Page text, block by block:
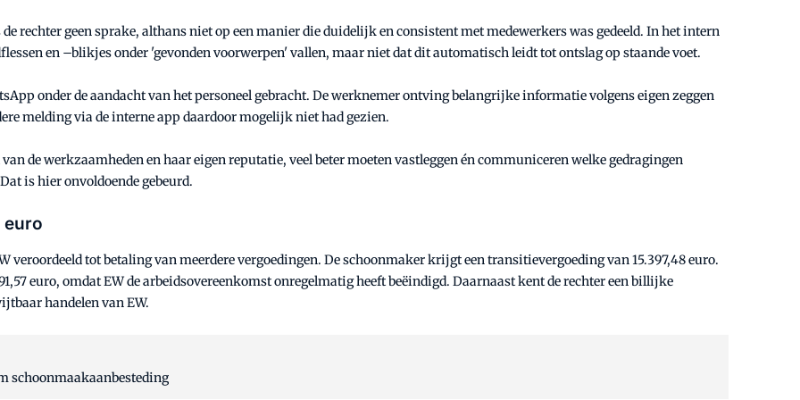
rechter geen sprake, althans niet op een manier die duidelijk en consistent met medewerkers was gedeeld. In het intern
en –blikjes onder 'gevonden voorwerpen' vallen, maar niet dat dit automatisch leidt tot ontslag op staande voet.
onder de aandacht van het personeel gebracht. De werknemer ontving belangrijke informatie volgens eigen zeggen
melding via de interne app daardoor mogelijk niet had gezien.
de werkzaamheden en haar eigen reputatie, veel beter moeten vastleggen én communiceren welke gedragingen
is hier onvoldoende gebeurd.
veroordeeld tot betaling van meerdere vergoedingen. De schoonmaker krijgt een transitievergoeding van 15.397,48 euro.
euro, omdat EW de arbeidsovereenkomst onregelmatig heeft beëindigd. Daarnaast kent de rechter een billijke
handelen van EW.
schoonmaakaanbesteding